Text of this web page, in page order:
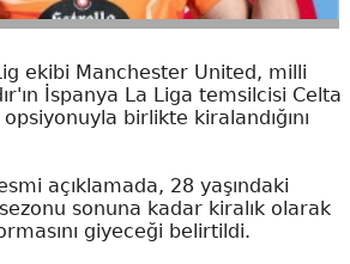
ekibi Manchester United, milli
İspanya La Liga temsilcisi Celta
birlikte kiralandığını
açıklamada, 28 yaşındaki
sonuna kadar kiralık olarak
giyeceği belirtildi.